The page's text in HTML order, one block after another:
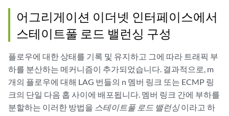
어그리게이션 이더넷 인터페이스에서
스테이트풀 로드 밸런싱 구성
플로우에 대한 상태를 기록 및 유지하고 그에 따라 트래픽 부
하를 분산하는 메커니즘이 추가되었습니다. 결과적으로, m
개의 플로우에 대해 LAG 번들의 n 멤버 링크 또는 ECMP 링
크의 단일 다음 홉 사이에 배포됩니다. 멤버 링크 간에 부하를
분할하는 이러한 방법을 스테이트풀 로드 밸런싱이라고 하